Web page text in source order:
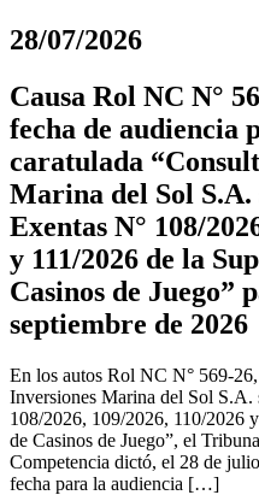
28/07/2026
Causa Rol NC N°
fecha de audiencia
caratulada
Marina del Sol S.A.
Exentas N° 108/
y 111/2026 de la
Casinos de Juego”
septiembre de 2026
En los autos Rol NC N° 569-
Inversiones Marina del Sol S.A.
108/2026, 109/2026, 110/2026
de Casinos de Juego”, el
Competencia dictó, el 28 de
fecha para la audiencia […]